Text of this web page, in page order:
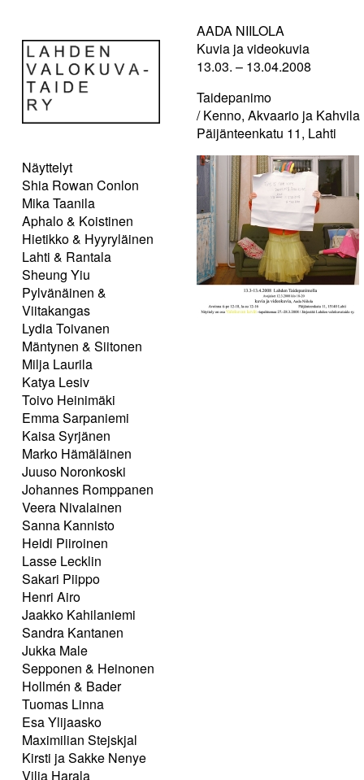
Näyttelyt
Shia Rowan Conlon
Mika Taanila
Aphalo & Koistinen
Hietikko & Hyyryläinen
Lahti & Rantala
Sheung Yiu
Pylvänäinen &
Viitakangas
Lydia Toivanen
Mäntynen & Siitonen
Milja Laurila
Katya Lesiv
Toivo Heinimäki
Emma Sarpaniemi
Kaisa Syrjänen
Marko Hämäläinen
Juuso Noronkoski
Johannes Romppanen
Veera Nivalainen
Sanna Kannisto
Heidi Piiroinen
Lasse Lecklin
Sakari Piippo
Henri Airo
Jaakko Kahilaniemi
Sandra Kantanen
Jukka Male
Sepponen & Heinonen
Hollmén & Bader
Tuomas Linna
Esa Ylijaasko
Maximilian Stejskjal
Kirsti ja Sakke Nenye
Vilja Harala
AADA NIILOLA
Kuvia ja videokuvia
13.03. – 13.04.2008
Taidepanimo
/ Kenno, Akvaario ja Kahvila
Päijänteenkatu 11, Lahti